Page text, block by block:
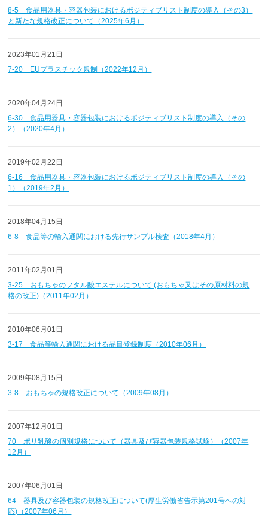
8-5 食品用器具・容器包装におけるポジティブリスト制度の導入（その3）
と新たな規格改正について（2025年6月）
2023年01月21日
7-20 EUプラスチック規制（2022年12月）
2020年04月24日
6-30 食品用器具・容器包装におけるポジティブリスト制度の導入（その
2）（2020年4月）
2019年02月22日
6-16 食品用器具・容器包装におけるポジティブリスト制度の導入（その
1）（2019年2月）
2018年04月15日
6-8 食品等の輸入通関における先行サンプル検査（2018年4月）
2011年02月01日
3-25 おもちゃのフタル酸エステルについて (おもちゃ又はその原材料の規
格の改正)（2011年02月）
2010年06月01日
3-17 食品等輸入通関における品目登録制度（2010年06月）
2009年08月15日
3-8 おもちゃの規格改正について（2009年08月）
2007年12月01日
70 ポリ乳酸の個別規格について（器具及び容器包装規格試験）（2007年
12月）
2007年06月01日
64 器具及び容器包装の規格改正について(厚生労働省告示第201号への対
応)（2007年06月）